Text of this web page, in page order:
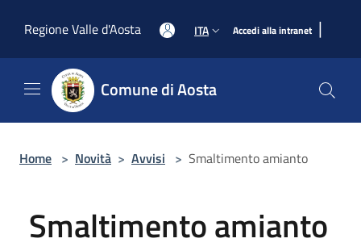
Regione Valle d'Aosta
ITA Accedi alla intranet |
Comune di Aosta
Home > Novità > Avvisi > Smaltimento amianto
Smaltimento amianto